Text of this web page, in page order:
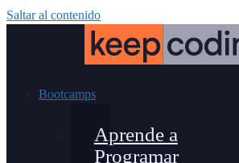
Saltar al contenido
Bootcamps
Aprende a
Programar